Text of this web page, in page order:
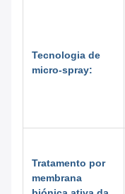
Tecnologia de
micro-spray:
Tratamento por
membrana